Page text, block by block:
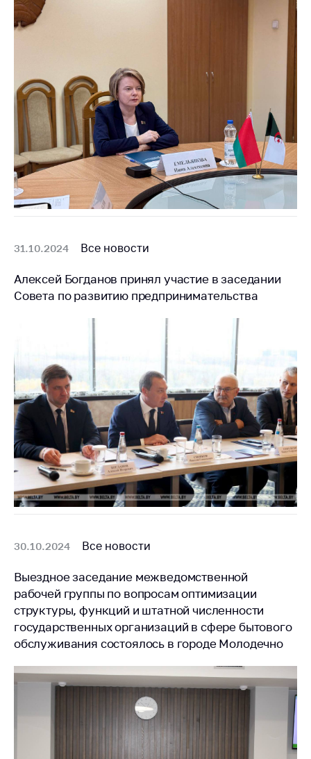
31.10.2024 Все новости
Алексей Богданов принял участие в заседании
Совета по развитию предпринимательства
30.10.2024 Все новости
Выездное заседание межведомственной
рабочей группы по вопросам оптимизации
структуры, функций и штатной численности
государственных организаций в сфере бытового
обслуживания состоялось в городе Молодечно